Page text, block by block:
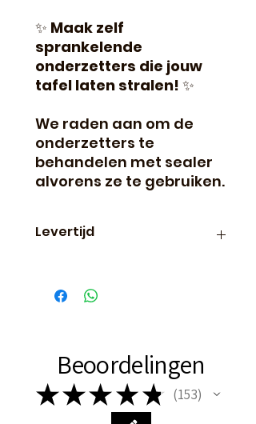
✨ Maak zelf
sprankelende
onderzetters die jouw
tafel laten stralen! ✨
We raden aan om de
onderzetters te
behandelen met sealer
alvorens ze te gebruiken.
Levertijd
dus vaak de volgende dag al
in huis!
Beoordelingen
★★★ ★ ★ 153
153